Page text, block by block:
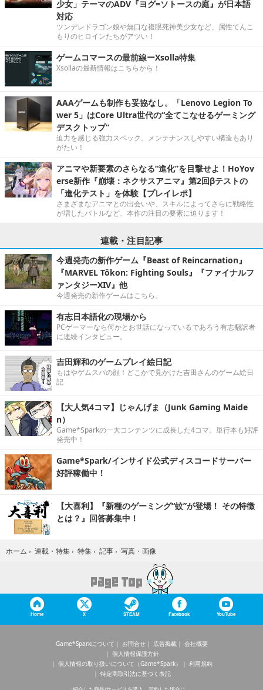
少女」テーマのADV『ヨグ=ソトースの庭』が日本語
対応
ツンデレドラゴン娘や無口な複眼死神美少女など、属性てんこ
もりのヒロインたちがアツい！
ゲームコマースの最前線ーXsolla特集
Xsollaの最新情報はこちらから！
AAAゲームも制作も妥協なし。「Lenovo Legion To
wer 5」はCore Ultra世代の“全てこなせるゲーミング
デスクトップ”
迫力を感じる強力スペック。メンテナンスしやすい構造もあり
がたい！
アニマや新要素のさらなる“進化”を目撃せよ！HoYov
erse新作『崩壊：ネクサスアニマ』第2回βテストの
「進化テスト」を体験【プレイレポ】
さまざまなアニマとの出会いや、スキルによってさらに戦略性
が増したバトルなど、本作の注目の要素に迫ります！
連載・注目記事
今週発売の新作ゲーム『Beast of Reincarnation』
『MARVEL Tōkon: Fighting Souls』『ファイナルフ
ァンタジーXIV』他
今週発売の新作ゲームはこちら。
有志日本語化の現場から
PCゲーマーなら何かとお世話になっているであろう有志翻訳者
に連続インタビュー。
吉田輝和のゲームプレイ絵日記
もはやゲムスパの顔！どこかで見かけた吉田さんのゲーム絵日
記
【大人気4コマ】じゃんげま（Junk Gaming Maide
n）
Game*Sparkの一大コンテンツに成長した4コマ。単行本も好評
発売中！
Game*Spark/インサイド公式ディスコードサーバー
好評稼働中！
【大喜利】『新種のゲーミング“蚊”が登場！ その特徴
とは？』回答募集中！
ホーム › 連載・特集 › 特集 › 記事 › 写真・画像
Home X STEAM Facebook YouTube
Game*Sparkについて お問合せ 広告掲載
会社概要
個人情報保護方針
個人情報の取り扱いについて（Game*Spark）
利用規約
特定商取引法に基づく表記